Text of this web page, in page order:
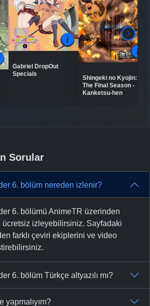
Gabriel DropOut
Specials
Shingeki no Kyojin:
The Final Season -
Kanketsu-hen
Sorular
6. bölüm nereden izlenir?
6. bölümü AnimeTR üzerinden
ücretsiz izleyebilirsiniz. Sayfadaki
farklı çeviri ekiplerini ve video
6. bölüm Türkçe altyazılı mı?
yapmalıyım?